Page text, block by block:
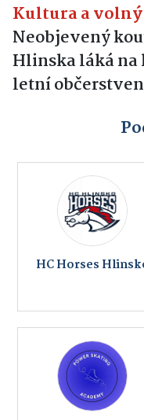
Kultura a volný
Neobjevený
Hlinska láká
letní
HC Horses